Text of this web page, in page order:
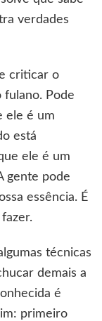
verdades
criticar o
fulano. Pode
ele é um
está
ele é um
gente pode
essência. É
técnicas
demais a
é
primeiro